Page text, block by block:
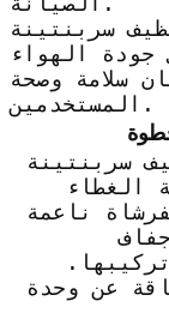
سربنتينة
جودة الهواء
سلامة وصحة
المستخدمين.
سربنتينة
الغطاء
ناعمة
عن وحدة